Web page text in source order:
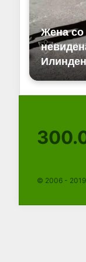
© 2006 -